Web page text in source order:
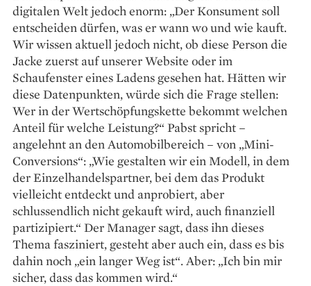
digitalen Welt jedoch enorm: „Der Konsument soll
entscheiden dürfen, was er wann wo und wie kauft.
Wir wissen aktuell jedoch nicht, ob diese Person die
Jacke zuerst auf unserer Website oder im
Schaufenster eines Ladens gesehen hat. Hätten wir
diese Datenpunkten, würde sich die Frage stellen:
Wer in der Wertschöpfungskette bekommt welchen
Anteil für welche Leistung?“ Pabst spricht –
angelehnt an den Automobilbereich – von „Mini-
Conversions“: „Wie gestalten wir ein Modell, in dem
der Einzelhandelspartner, bei dem das Produkt
vielleicht entdeckt und anprobiert, aber
schlussendlich nicht gekauft wird, auch finanziell
partizipiert.“ Der Manager sagt, dass ihn dieses
Thema fasziniert, gesteht aber auch ein, dass es bis
dahin noch „ein langer Weg ist“. Aber: „Ich bin mir
sicher, dass das kommen wird.“